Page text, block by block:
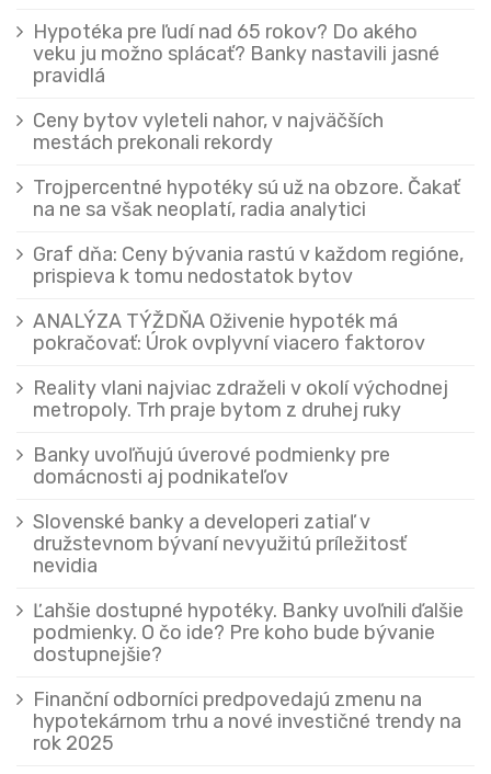
Hypotéka pre ľudí nad 65 rokov? Do akého
veku ju možno splácať? Banky nastavili jasné
pravidlá
Ceny bytov vyleteli nahor, v najväčších
mestách prekonali rekordy
Trojpercentné hypotéky sú už na obzore. Čakať
na ne sa však neoplatí, radia analytici
Graf dňa: Ceny bývania rastú v každom regióne,
prispieva k tomu nedostatok bytov
ANALÝZA TÝŽDŇA Oživenie hypoték má
pokračovať: Úrok ovplyvní viacero faktorov
Reality vlani najviac zdraželi v okolí východnej
metropoly. Trh praje bytom z druhej ruky
Banky uvoľňujú úverové podmienky pre
domácnosti aj podnikateľov
Slovenské banky a developeri zatiaľ v
družstevnom bývaní nevyužitú príležitosť
nevidia
Ľahšie dostupné hypotéky. Banky uvoľnili ďalšie
podmienky. O čo ide? Pre koho bude bývanie
dostupnejšie?
Finanční odborníci predpovedajú zmenu na
hypotekárnom trhu a nové investičné trendy na
rok 2025